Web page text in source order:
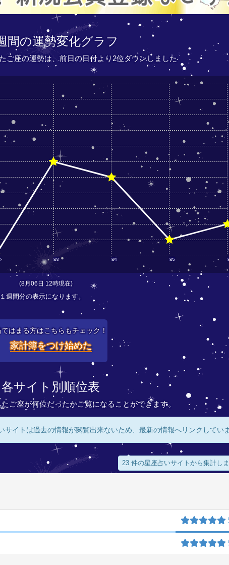
間の運勢変化グラフ
ご座の運勢は、前日の日付より 2位ダウンしました
8/3 8/4 8/5
(8月06日 12時現在)
間分の表示になります。
てはまる方はこちらもチェック！
家計簿をつけ始めた
各サイト別順位表
ご座が何位だったかご覧になることができます。
イトは過去の情報が閲覧出来ないため、最新の情報へリンクしていま
23 件の星座占いサイトから集計しま